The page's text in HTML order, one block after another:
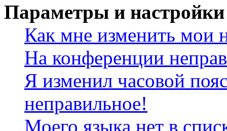
Параметры и настройки
Как мне изменить мои
На конференции
Я изменил часовой
неправильное!
Моего языка нет в